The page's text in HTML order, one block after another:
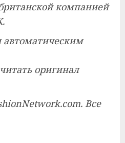
компанией
автоматическим
оригинал
Все